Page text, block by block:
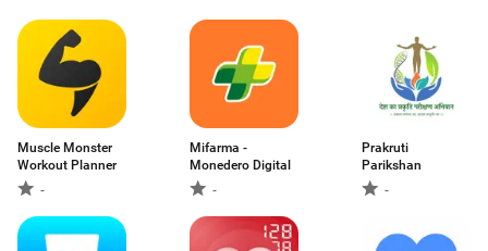
Muscle Monster
Workout Planner
-
Mifarma -
Monedero Digital
-
Prakruti
Parikshan
-